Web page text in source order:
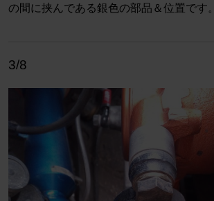
の間に挟んである銀色の部品＆位置です。
3/8